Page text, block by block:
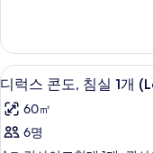
히
보
기
디
럭
스
콘
8
디럭스 콘도, 침실 1개
60㎡
6명